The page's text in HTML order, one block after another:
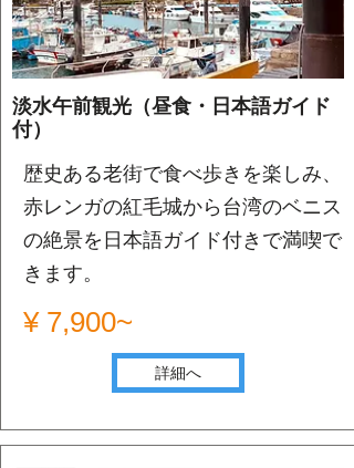
淡水午前観光（昼食・日本語ガイド
付）
歴史ある老街で食べ歩きを楽しみ、
赤レンガの紅毛城から台湾のベニス
の絶景を日本語ガイド付きで満喫で
きます。
¥ 7,900~
詳細へ